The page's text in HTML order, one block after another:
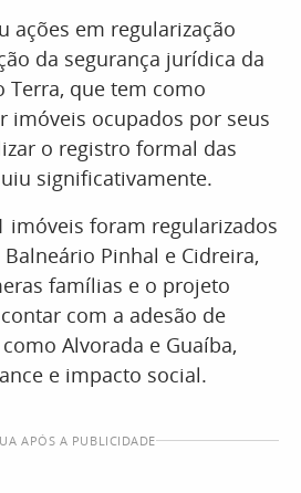
ações em regularização
da segurança jurídica da
Terra, que tem como
imóveis ocupados por seus
o registro formal das
significativamente.
imóveis foram regularizados
Pinhal e Cidreira,
famílias e o projeto
com a adesão de
Alvorada e Guaíba,
e impacto social.
APÓS A PUBLICIDADE